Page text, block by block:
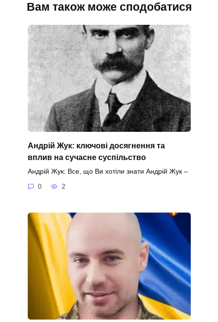
Вам також може сподобатися
Андрій Жук: ключові досягнення та
вплив на сучасне суспільство
Андрій Жук: Все, що Ви хотіли знати Андрій Жук –
0 2